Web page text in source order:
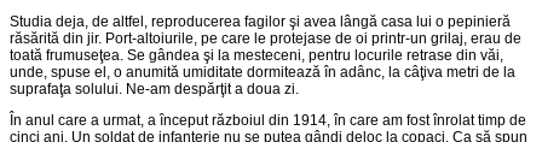
Studia deja, de altfel, reproducerea fagilor şi avea lângă casa lui o pepinieră
răsărită din jir. Port-altoiurile, pe care le protejase de oi printr-un grilaj, erau de
toată frumuseţea. Se gândea şi la mesteceni, pentru locurile retrase din văi,
unde, spuse el, o anumită umiditate dormitează în adânc, la câţiva metri de la
suprafaţa solului. Ne-am despărţit a doua zi.
În anul care a urmat, a început războiul din 1914, în care am fost înrolat timp de
cinci ani. Un soldat de infanterie nu se putea gândi deloc la copaci. Ca să spun